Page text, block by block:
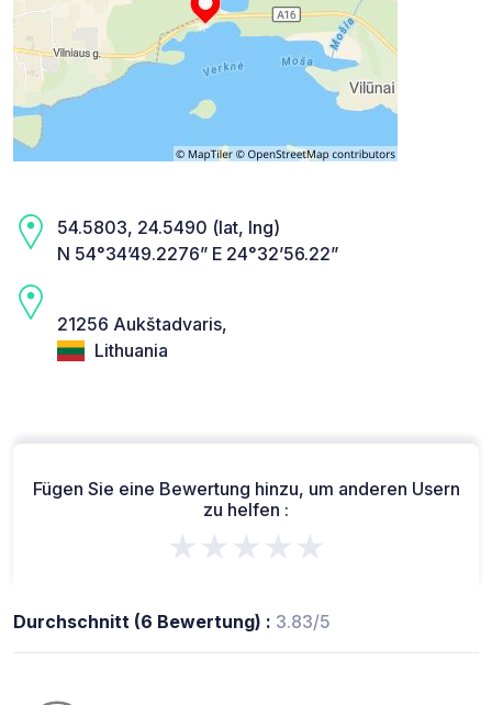
54.5803, 24.5490 (lat, lng)
N 54°34’49.2276” E 24°32’56.22”
21256 Aukštadvaris,
Lithuania
Fügen Sie eine Bewertung hinzu, um anderen Usern
zu helfen :
★★★★★
Durchschnitt (6 Bewertung) : 3.83/5